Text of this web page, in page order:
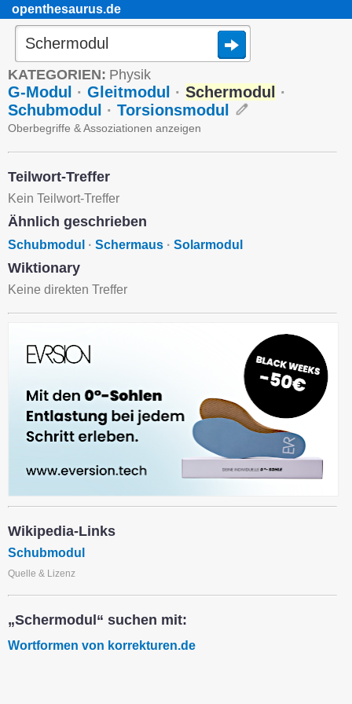
openthesaurus.de
KATEGORIEN: Physik
G-Modul · Gleitmodul · Schermodul
·
Schubmodul
· Torsionsmodul
Oberbegriffe & Assoziationen anzeigen
Teilwort-Treffer
Kein Teilwort-Treffer
Ähnlich geschrieben
Schubmodul · Schermaus · Solarmodul
Wiktionary
Keine direkten Treffer
Wikipedia-Links
Schubmodul
Quelle & Lizenz
„Schermodul“ suchen mit:
Wortformen von korrekturen.de